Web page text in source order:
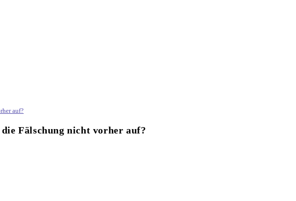
auf?
Fälschung nicht vorher auf?